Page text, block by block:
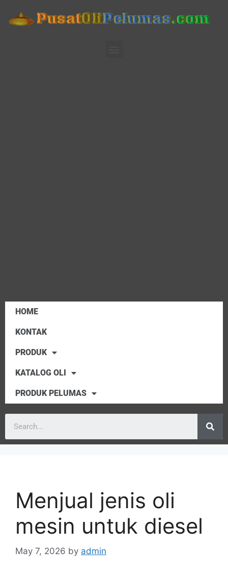
HOME
KONTAK
PRODUK
KATALOG OLI
PRODUK PELUMAS
Menjual jenis oli
mesin untuk diesel
May 7, 2026 by admin